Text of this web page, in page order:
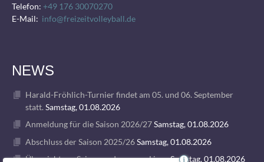
Telefon: +49 176 30070270
E-Mail: info@freizeitvolleyball.de
NEWS
Harald-Fröhlich-Turnier findet am 05. und 06. September
statt. Samstag, 01.08.2026
Anmeldung für die Saison 2026/27Samstag, 01.08.2026
Abschluss der Saison 2025/26Samstag, 01.08.2026
Übersicht zur Saison und unseren LigenSamstag, 01.08.2026
i